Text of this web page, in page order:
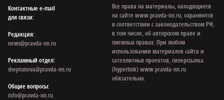
Контактные e‑mail
для связи:
Редакция:
news@pravda-nn.ru
Рекламный отдел:
sheptunova@pravda-nn.ru
Общие вопросы:
info@pravda-nn.ru
Все права на материалы, находящиеся
на сайте www.pravda-nn.ru, охраняются
в соответствии с законодательством РФ,
в том числе, об авторском праве и
смежных правах. При любом
использовании материалов сайта и
сателлитных проектов, гиперссылка
(hyperlink) www.pravda-nn.ru
обязательна.